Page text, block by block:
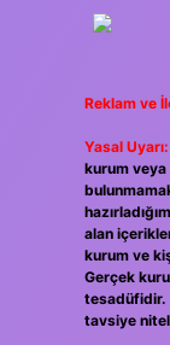
Reklam ve
Yasal Uyarı:
kurum veya
alan
kurum ve
Gerçek
tesadüfidir.
tavsiye